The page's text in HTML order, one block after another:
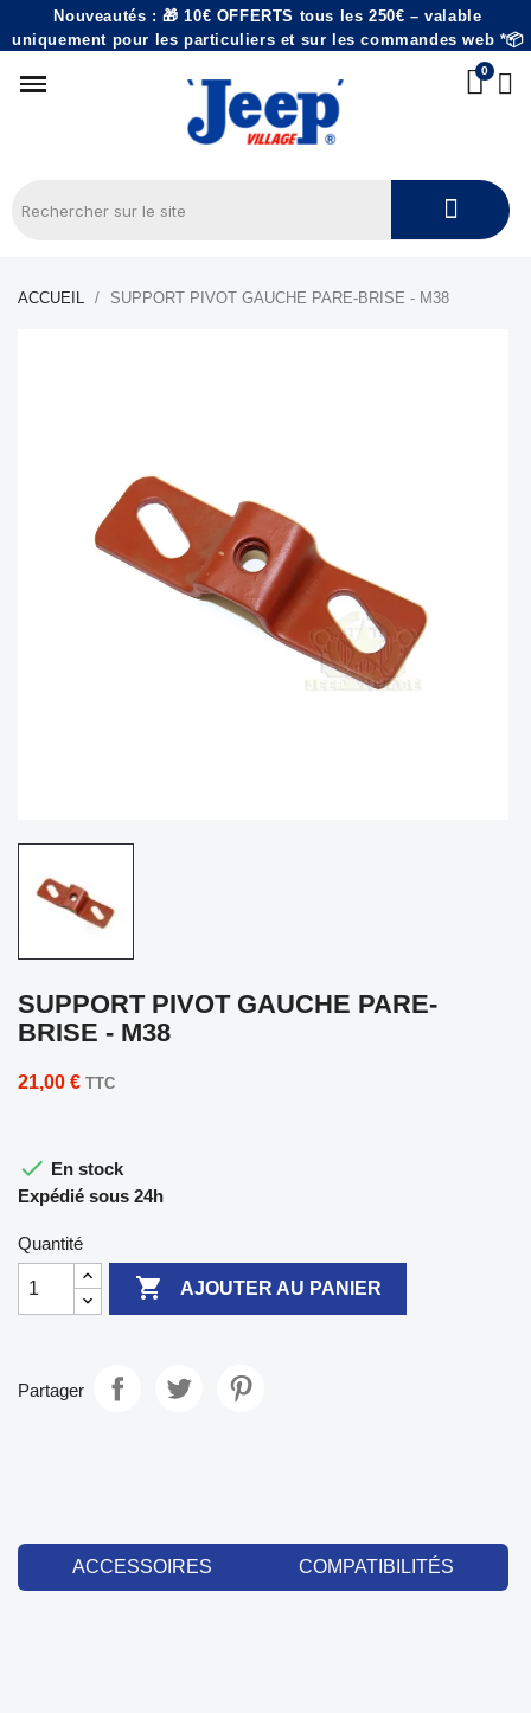
Nouveautés : 🎁 10€ OFFERTS tous les 250€ – valable
uniquement pour les particuliers et sur les commandes web *📦
ACCUEIL SUPPORT PIVOT GAUCHE PARE-BRISE - M38
SUPPORT PIVOT GAUCHE PARE-
BRISE - M38
21,00 € TTC
 En stock
Expédié sous 24h
Quantité
 AJOUTER AU PANIER
Partager
ACCESSOIRES COMPATIBILITÉS